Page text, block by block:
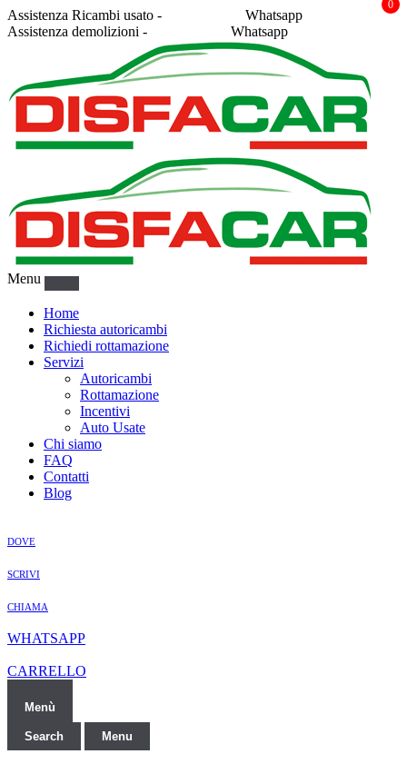
Assistenza Ricambi usato -
Whatsapp
Assistenza demolizioni -
Whatsapp
Menu
Home
Richiesta autoricambi
Richiedi rottamazione
Servizi
Autoricambi
Rottamazione
Incentivi
Auto Usate
Chi siamo
FAQ
Contatti
Blog
DOVE
SCRIVI
CHIAMA
WHATSAPP
0
CARRELLO
Menù
Search Menu